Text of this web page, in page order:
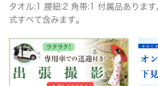
タオル:1 腰紐:2 角帯:1 付属品ありま
式すべて含みます。